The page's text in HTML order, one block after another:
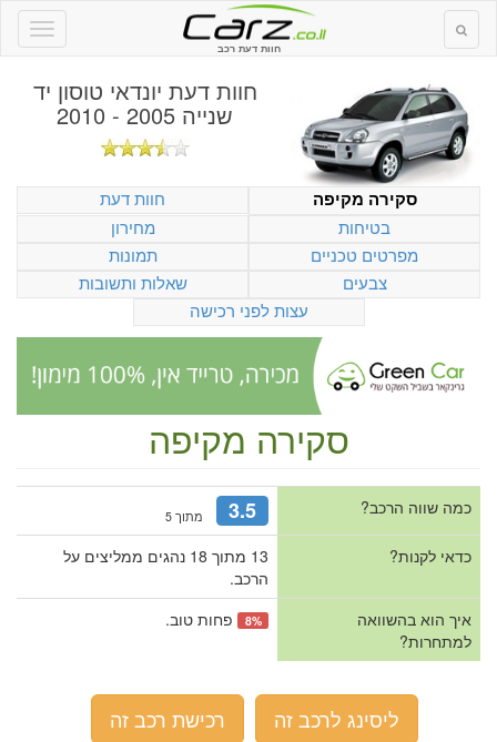
חוות דעת רכב
חוות דעת יונדאי טוסון יד
שנייה 2005 - 2010
סקירה מקיפה
חוות דעת
בטיחות
מחירון
מפרטים טכניים
תמונות
צבעים
שאלות ותשובות
עצות לפני רכישה
סקירה מקיפה
כמה שווה הרכב? 3.5 מתוך 5
כדאי לקנות?
13 מתוך 18 נהגים ממליצים על
הרכב.
איך הוא בהשוואה
למתחרות?
8% פחות טוב.
ליסינג לרכב זה
רכישת רכב זה